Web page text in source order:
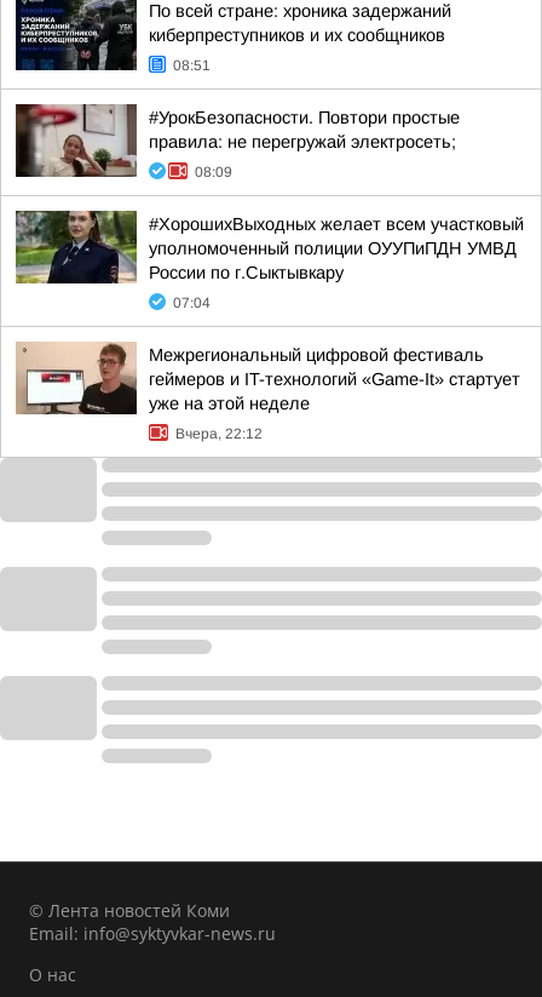
По всей стране: хроника задержаний
киберпреступников и их сообщников
08:51
#УрокБезопасности. Повтори простые
правила: не перегружай электросеть;
08:09
#ХорошихВыходных желает всем участковый
уполномоченный полиции ОУУПиПДН УМВД
России по г.Сыктывкару
07:04
Межрегиональный цифровой фестиваль
геймеров и IT-технологий «Game-It» стартует
уже на этой неделе
Вчера, 22:12
© Лента новостей Коми
Email: info@syktyvkar-news.ru
О нас